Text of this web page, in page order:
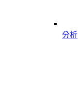
分析